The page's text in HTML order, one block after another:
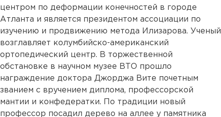
центром по деформации конечностей в городе
Атланта и является президентом ассоциации по
изучению и продвижению метода Илизарова. Ученый
возглавляет колумбийско-американский
ортопедический центр. В торжественной
обстановке в научном музее ВТО прошло
награждение доктора Джорджа Вите почетным
званием с вручением диплома, профессорской
мантии и конфедератки. По традиции новый
профессор посадил дерево на аллее у памятника